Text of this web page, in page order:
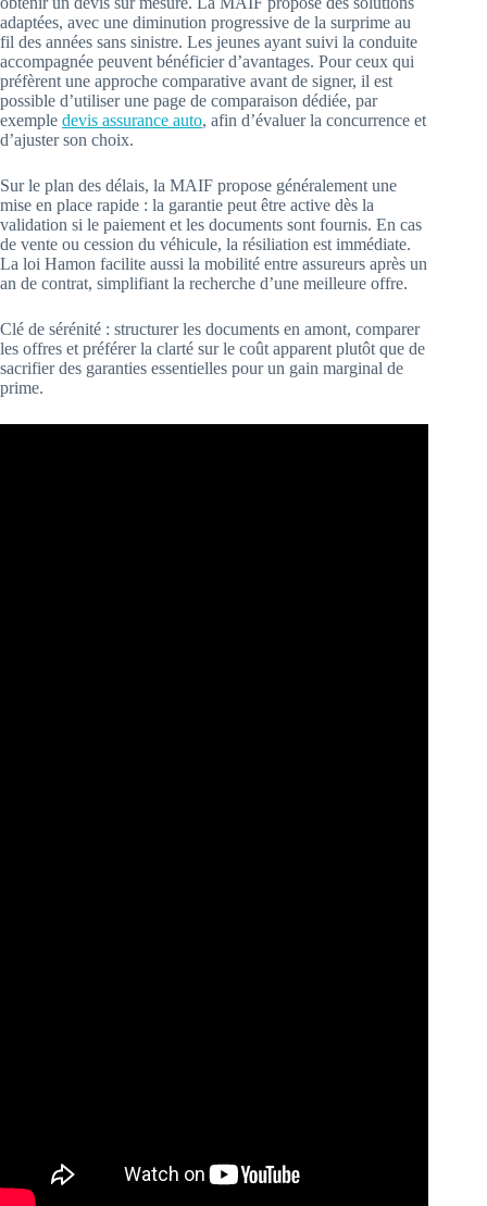
adaptées, avec une diminution progressive de la surprime au
fil des années sans sinistre. Les jeunes ayant suivi la conduite
accompagnée peuvent bénéficier d’avantages. Pour ceux qui
préfèrent une approche comparative avant de signer, il est
possible d’utiliser une page de comparaison dédiée, par
exemple devis assurance auto, afin d’évaluer la concurrence et
d’ajuster son choix.
Sur le plan des délais, la MAIF propose généralement une
mise en place rapide : la garantie peut être active dès la
validation si le paiement et les documents sont fournis. En cas
de vente ou cession du véhicule, la résiliation est immédiate.
La loi Hamon facilite aussi la mobilité entre assureurs après un
an de contrat, simplifiant la recherche d’une meilleure offre.
Clé de sérénité : structurer les documents en amont, comparer
les offres et préférer la clarté sur le coût apparent plutôt que de
sacrifier des garanties essentielles pour un gain marginal de
prime.